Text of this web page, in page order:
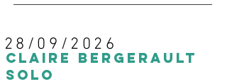
28/09/2026
CLAIRE BERGERAULT
SOLO